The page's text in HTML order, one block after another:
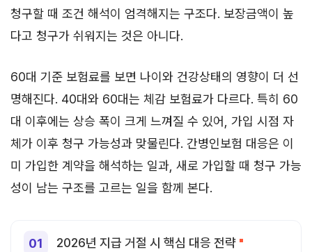
청구할 때 조건 해석이 엄격해지는 구조다. 보장금액이 높
다고 청구가 쉬워지는 것은 아니다.
60대 기준 보험료를 보면 나이와 건강상태의 영향이 더 선
명해진다. 40대와 60대는 체감 보험료가 다르다. 특히 60
대 이후에는 상승 폭이 크게 느껴질 수 있어, 가입 시점 자
체가 이후 청구 가능성과 맞물린다. 간병인보험 대응은 이
미 가입한 계약을 해석하는 일과, 새로 가입할 때 청구 가능
성이 남는 구조를 고르는 일을 함께 본다.
2026년 지급 거절 시 핵심 대응 전략